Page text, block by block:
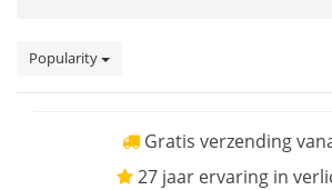
Popularity
Gratis verzending
27 jaar ervaring in